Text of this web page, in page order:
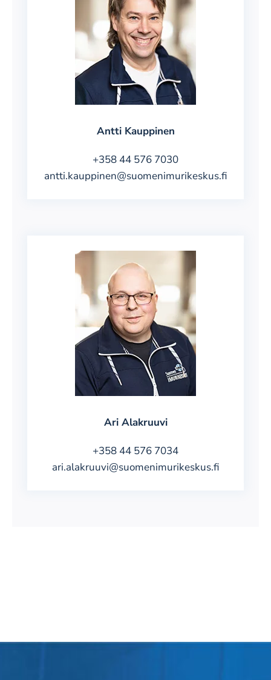
Antti Kauppinen
+358 44 576 7030
antti.kauppinen@suomenimurikeskus.fi
Ari Alakruuvi
+358 44 576 7034
ari.alakruuvi@suomenimurikeskus.fi